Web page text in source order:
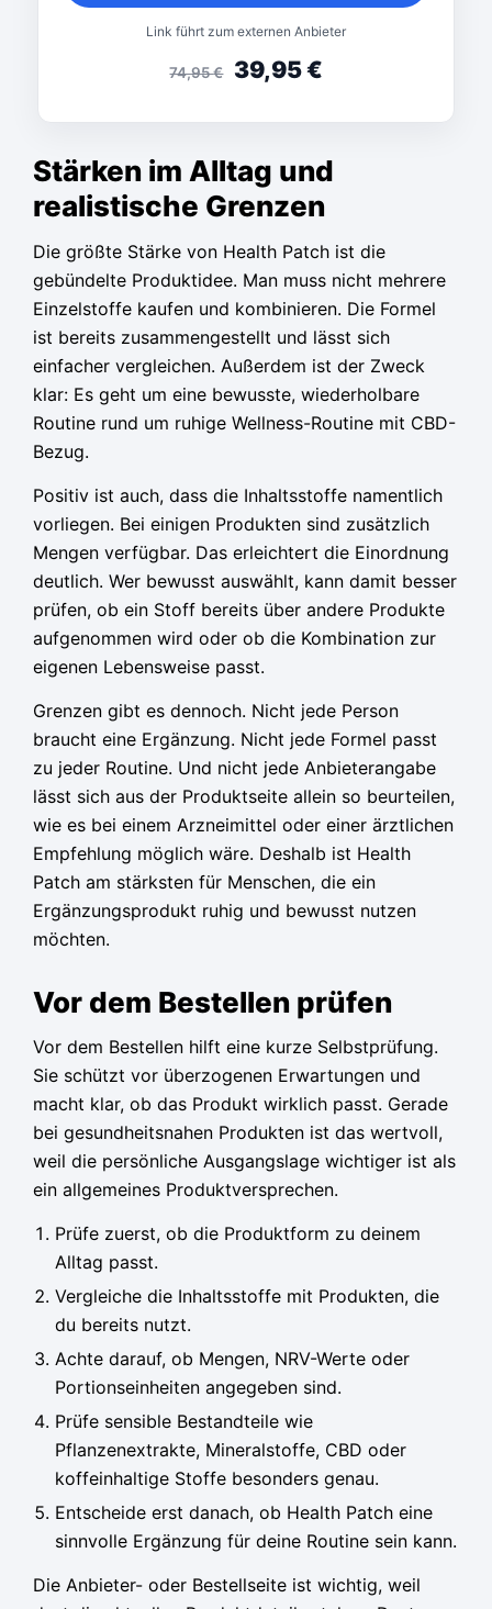
74,95€ 39,95€
Link führt zum externen Anbieter
Stärken im Alltag und
realistische Grenzen
Die größte Stärke von Health Patch ist die
gebündelte Produktidee. Man muss nicht mehrere
Einzelstoffe kaufen und kombinieren. Die Formel
ist bereits zusammengestellt und lässt sich
einfacher vergleichen. Außerdem ist der Zweck
klar: Es geht um eine bewusste, wiederholbare
Routine rund um ruhige Wellness-Routine mit CBD-
Bezug.
Positiv ist auch, dass die Inhaltsstoffe namentlich
vorliegen. Bei einigen Produkten sind zusätzlich
Mengen verfügbar. Das erleichtert die Einordnung
deutlich. Wer bewusst auswählt, kann damit besser
prüfen, ob ein Stoff bereits über andere Produkte
aufgenommen wird oder ob die Kombination zur
eigenen Lebensweise passt.
Grenzen gibt es dennoch. Nicht jede Person
braucht eine Ergänzung. Nicht jede Formel passt
zu jeder Routine. Und nicht jede Anbieterangabe
lässt sich aus der Produktseite allein so beurteilen,
wie es bei einem Arzneimittel oder einer ärztlichen
Empfehlung möglich wäre. Deshalb ist Health
Patch am stärksten für Menschen, die ein
Ergänzungsprodukt ruhig und bewusst nutzen
möchten.
Vor dem Bestellen prüfen
Vor dem Bestellen hilft eine kurze Selbstprüfung.
Sie schützt vor überzogenen Erwartungen und
macht klar, ob das Produkt wirklich passt. Gerade
bei gesundheitsnahen Produkten ist das wertvoll,
weil die persönliche Ausgangslage wichtiger ist als
ein allgemeines Produktversprechen.
Prüfe zuerst, ob die Produktform zu deinem
Alltag passt.
Vergleiche die Inhaltsstoffe mit Produkten, die
du bereits nutzt.
Achte darauf, ob Mengen, NRV-Werte oder
Portionseinheiten angegeben sind.
Prüfe sensible Bestandteile wie
Pflanzenextrakte, Mineralstoffe, CBD oder
koffeinhaltige Stoffe besonders genau.
Entscheide erst danach, ob Health Patch eine
sinnvolle Ergänzung für deine Routine sein kann.
Die Anbieter- oder Bestellseite ist wichtig, weil